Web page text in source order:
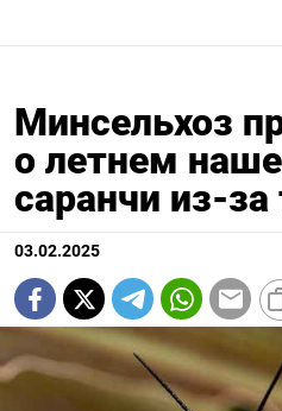
Минсельхоз
о летнем
саранчи из-
03.02.2025